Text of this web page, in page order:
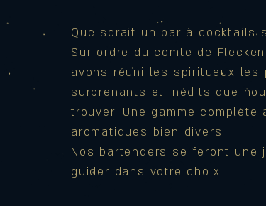
Que serait un bar à cocktails
Sur ordre du comte de
avons réuni les spiritueux les
surprenants et inédits que
trouver. Une gamme complète
aromatiques bien divers.
Nos bartenders se feront une
guider dans votre choix.